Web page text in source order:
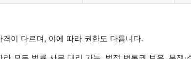
이 다르며, 이에 따라 권한도 다릅니다.